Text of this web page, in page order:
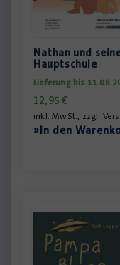
Nathan und
Hauptschule
Lieferung bis
12,95€
inkl. MwSt., zzgl.
»In den